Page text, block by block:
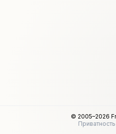
© 2005–2026
Приватность